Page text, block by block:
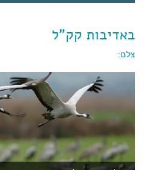
באדיבות קק"ל
צלם: